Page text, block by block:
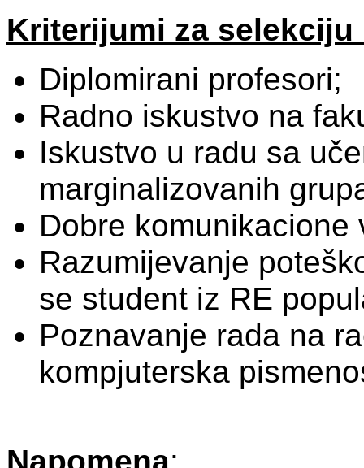
Kriterijumi za
Diplomirani profesori;
Radno iskustvo na
Iskustvo u radu sa
marginalizovanih
Dobre
Razumijevanje
se student iz RE
Poznavanje rada na
kompjuterska
Napomena: